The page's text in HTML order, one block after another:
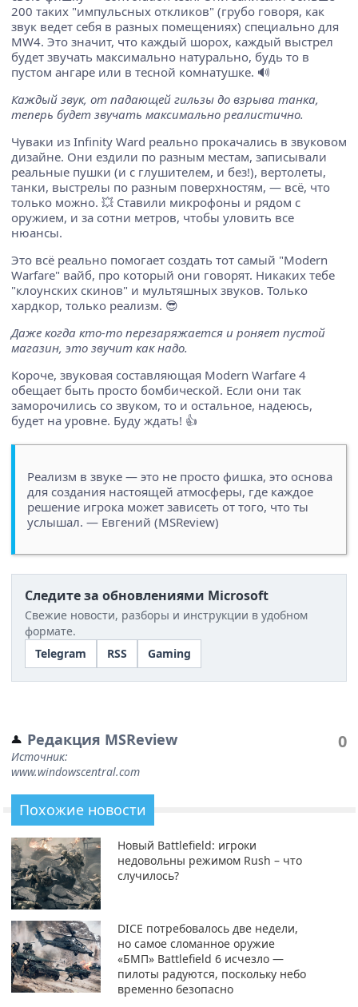
200 таких "импульсных откликов" (грубо говоря, как
звук ведет себя в разных помещениях) специально для
MW4. Это значит, что каждый шорох, каждый выстрел
будет звучать максимально натурально, будь то в
пустом ангаре или в тесной комнатушке. 🔊
Каждый звук, от падающей гильзы до взрыва танка,
теперь будет звучать максимально реалистично.
Чуваки из Infinity Ward реально прокачались в звуковом
дизайне. Они ездили по разным местам, записывали
реальные пушки (и с глушителем, и без!), вертолеты,
танки, выстрелы по разным поверхностям, — всё, что
только можно. 💥 Ставили микрофоны и рядом с
оружием, и за сотни метров, чтобы уловить все
нюансы.
Это всё реально помогает создать тот самый "Modern
Warfare" вайб, про который они говорят. Никаких тебе
"клоунских скинов" и мультяшных звуков. Только
хардкор, только реализм. 😎
Даже когда кто-то перезаряжается и роняет пустой
магазин, это звучит как надо.
Короче, звуковая составляющая Modern Warfare 4
обещает быть просто бомбической. Если они так
заморочились со звуком, то и остальное, надеюсь,
будет на уровне. Буду ждать! 👍
Реализм в звуке — это не просто фишка, это основа
для создания настоящей атмосферы, где каждое
решение игрока может зависеть от того, что ты
услышал. — Евгений (MSReview)
Следите за обновлениями Microsoft
Свежие новости, разборы и инструкции в удобном
формате.
Telegram
RSS Gaming
Редакция MSReview
Источник:
www.windowscentral.com
0
Похожие новости
Новый Battlefield: игроки
недовольны режимом Rush – что
случилось?
DICE потребовалось две недели,
но самое сломанное оружие
«БМП» Battlefield 6 исчезло —
пилоты радуются, поскольку небо
временно безопасно